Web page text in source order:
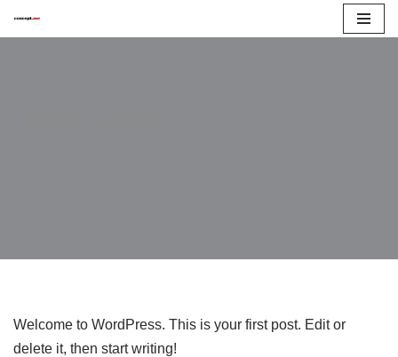
Welcome to WordPress. This is your first post. Edit or
delete it, then start writing!